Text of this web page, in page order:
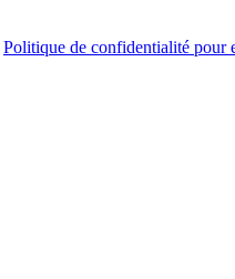
Politique de confidentialité pour